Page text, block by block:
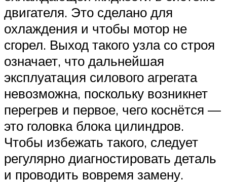
двигателя. Это сделано для
охлаждения и чтобы мотор не
сгорел. Выход такого узла со строя
означает, что дальнейшая
эксплуатация силового агрегата
невозможна, поскольку возникнет
перегрев и первое, чего коснётся —
это головка блока цилиндров.
Чтобы избежать такого, следует
регулярно диагностировать деталь
и проводить вовремя замену.